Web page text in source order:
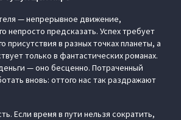
— непрерывное движение,
непросто предсказать. Успех требует
присутствия в разных точках планеты, а
только в фантастических романах.
— оно бесценно. Потраченный
вновь: оттого нас так раздражают
Если время в пути нельзя сократить,